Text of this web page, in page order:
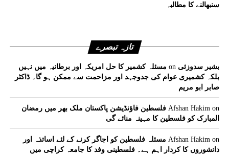
سنبھالنے کا مطالبہ
تازہ تبصرے
بشیر سدوزئی
مسئلہ کشمیر کا حل امریکہ اور برطانیہ میں نہیں
بلکہ کشمیری عوام کی جدوجہد اور مزاحمت سے ممکن ہو گا۔ ڈاکٹر
صابر ابو مریم
Afshan Hakim on
فلسطین فاؤنڈیشن پاکستان ملک بھر میں رمضان
المبارک کو فلسطین کا مہینہ منائے گی
Afshan Hakim on
مسئلہ فلسطین کو اجاگر کرنے کے لئے اساتذہ اور
دانشوروں کا کردار اہم ہے۔ فلسطینی وفد کا جامعہ کراچی میں